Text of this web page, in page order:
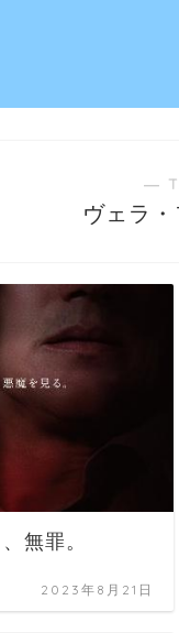
―
ヴェラ
無罪。
2023年8月21日